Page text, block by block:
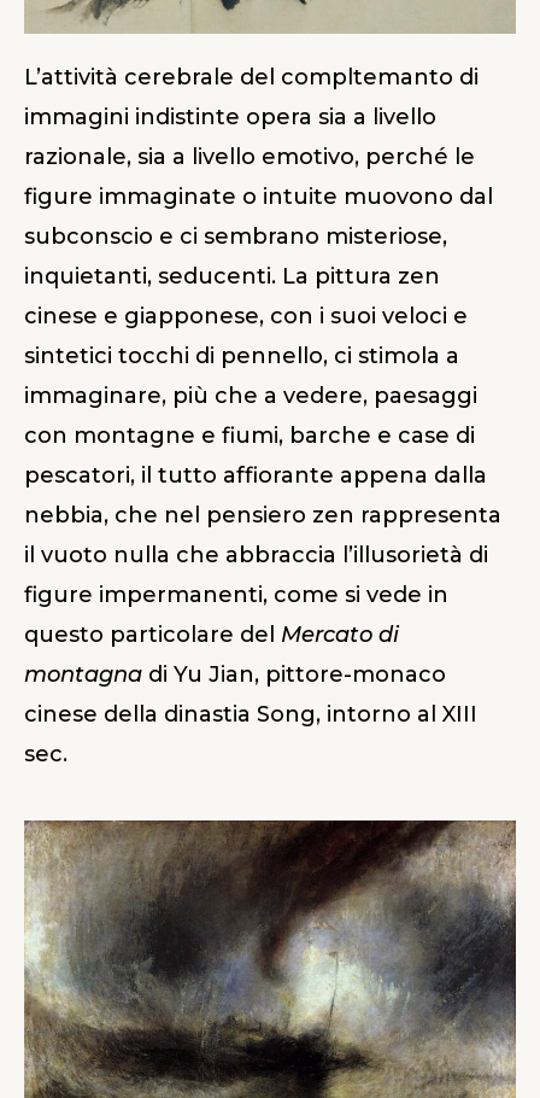
L’attività cerebrale del compltemanto di
immagini indistinte opera sia a livello
razionale, sia a livello emotivo, perché le
figure immaginate o intuite muovono dal
subconscio e ci sembrano misteriose,
inquietanti, seducenti. La pittura zen
cinese e giapponese, con i suoi veloci e
sintetici tocchi di pennello, ci stimola a
immaginare, più che a vedere, paesaggi
con montagne e fiumi, barche e case di
pescatori, il tutto affiorante appena dalla
nebbia, che nel pensiero zen rappresenta
il vuoto nulla che abbraccia l’illusorietà di
figure impermanenti, come si vede in
questo particolare del Mercato di
montagna di Yu Jian, pittore-monaco
cinese della dinastia Song, intorno al XIII
sec.